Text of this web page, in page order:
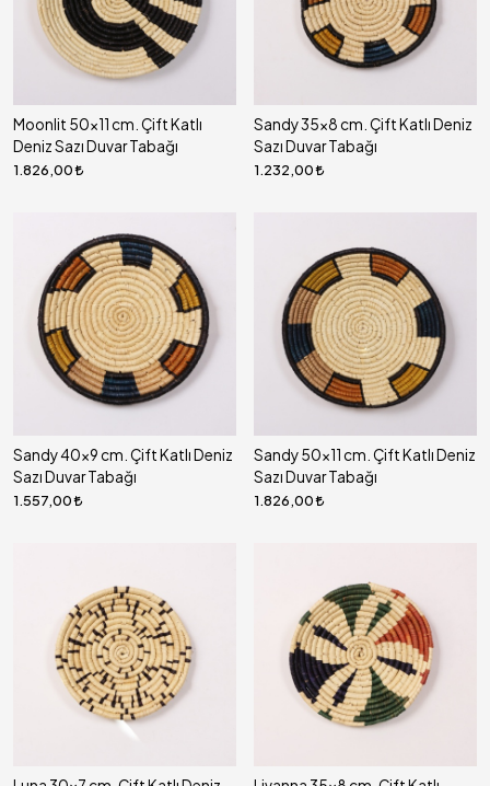
Moonlit 50x11 cm. Çift Katlı
Deniz Sazı Duvar Tabağı
1.826,00
Sandy 35x8 cm. Çift Katlı Deniz
Sazı Duvar Tabağı
1.232,00
Sandy 40x9 cm. Çift Katlı Deniz
Sazı Duvar Tabağı
1.557,00
Sandy 50x11 cm. Çift Katlı Deniz
Sazı Duvar Tabağı
1.826,00